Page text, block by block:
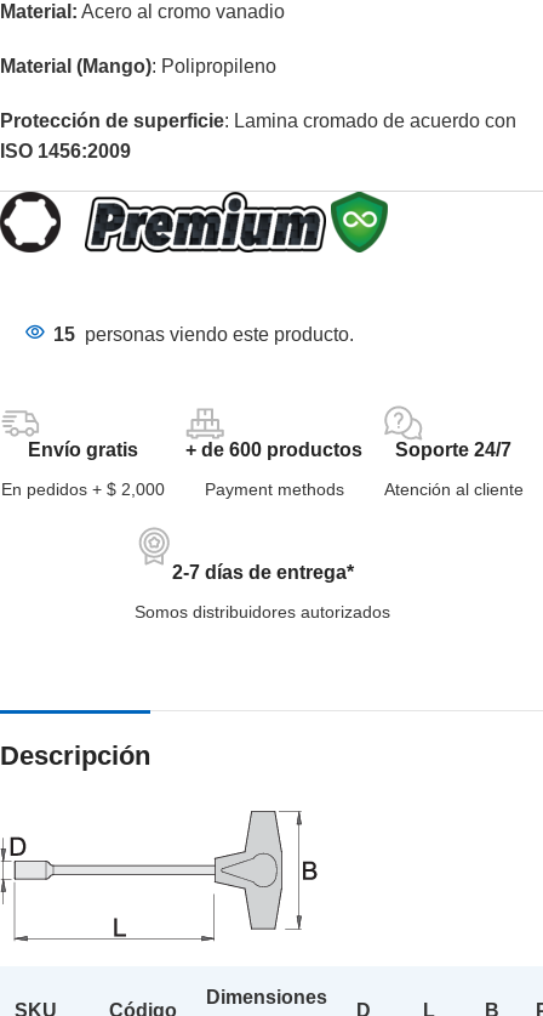
Material: Acero al cromo vanadio
Material (Mango): Polipropileno
Protección de superficie: Lamina cromado de acuerdo con
ISO 1456:2009
15 personas viendo este producto.
Envío gratis
En pedidos + $ 2,000
+ de 600 productos
Payment methods
Soporte 24/7
Atención al cliente
2-7 días de entrega*
Somos distribuidores autorizados
Descripción
SKU Código
Dimensiones
D L B